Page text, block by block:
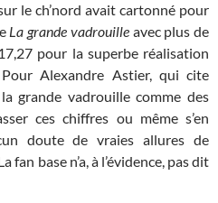
le ch’nord avait cartonné pour
La grande vadrouilleavec plus de
pour la superbe réalisation
Alexandre Astier, qui cite
grande vadrouille comme des
ces chiffres ou même s’en
doute de vraies allures de
base n’a, à l’évidence, pas dit